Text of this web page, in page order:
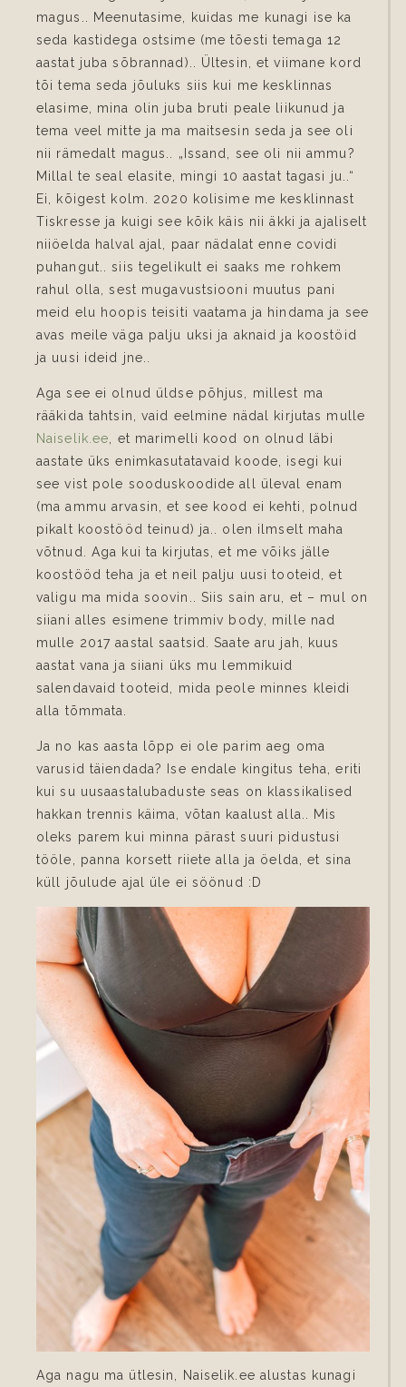
magus.. Meenutasime, kuidas me kunagi ise ka
seda kastidega ostsime (me tõesti temaga 12
aastat juba sõbrannad).. Ültesin, et viimane kord
tõi tema seda jõuluks siis kui me kesklinnas
elasime, mina olin juba bruti peale liikunud ja
tema veel mitte ja ma maitsesin seda ja see oli
nii rämedalt magus.. „Issand, see oli nii ammu?
Millal te seal elasite, mingi 10 aastat tagasi ju..“
Ei, kõigest kolm. 2020 kolisime me kesklinnast
Tiskresse ja kuigi see kõik käis nii äkki ja ajaliselt
niiöelda halval ajal, paar nädalat enne covidi
puhangut.. siis tegelikult ei saaks me rohkem
rahul olla, sest mugavustsiooni muutus pani
meid elu hoopis teisiti vaatama ja hindama ja see
avas meile väga palju uksi ja aknaid ja koostöid
ja uusi ideid jne..
Aga see ei olnud üldse põhjus, millest ma
rääkida tahtsin, vaid eelmine nädal kirjutas mulle
Naiselik.ee , et marimelli kood on olnud läbi
aastate üks enimkasutatavaid koode, isegi kui
see vist pole sooduskoodide all üleval enam
(ma ammu arvasin, et see kood ei kehti, polnud
pikalt koostööd teinud) ja.. olen ilmselt maha
võtnud. Aga kui ta kirjutas, et me võiks jälle
koostööd teha ja et neil palju uusi tooteid, et
valigu ma mida soovin.. Siis sain aru, et – mul on
siiani alles esimene trimmiv body, mille nad
mulle 2017 aastal saatsid. Saate aru jah, kuus
aastat vana ja siiani üks mu lemmikuid
salendavaid tooteid, mida peole minnes kleidi
alla tõmmata.
Ja no kas aasta lõpp ei ole parim aeg oma
varusid täiendada? Ise endale kingitus teha, eriti
kui su uusaastalubaduste seas on klassikalised
hakkan trennis käima, võtan kaalust alla.. Mis
oleks parem kui minna pärast suuri pidustusi
tööle, panna korsett riiete alla ja öelda, et sina
küll jõulude ajal üle ei söönud :D
Aga nagu ma ütlesin, Naiselik.ee alustas kunagi